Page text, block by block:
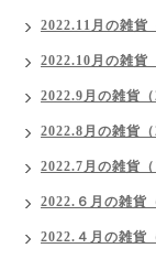
2022.11月の雑貨
2022.10月の雑貨
2022.9月の雑貨（
2022.8月の雑貨（
2022.7月の雑貨（
2022.６月の雑貨
2022.４月の雑貨